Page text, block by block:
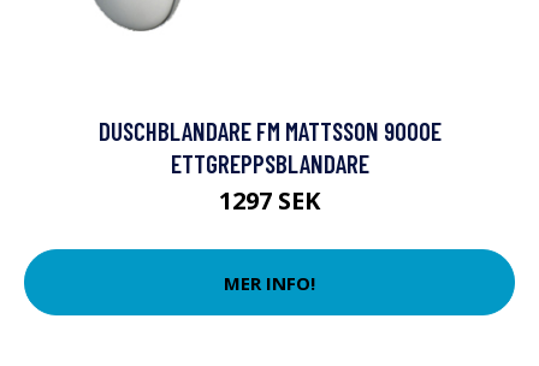
DUSCHBLANDARE FM MATTSSON 9000E
ETTGREPPSBLANDARE
1297 SEK
MER INFO!